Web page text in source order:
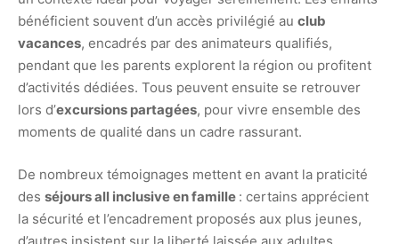
bénéficient souvent d’un accès privilégié au club
vacances, encadrés par des animateurs qualifiés,
pendant que les parents explorent la région ou profitent
d’activités dédiées. Tous peuvent ensuite se retrouver
lors d’excursions partagées, pour vivre ensemble des
moments de qualité dans un cadre rassurant.
De nombreux témoignages mettent en avant la praticité
des séjours all inclusive en famille : certains apprécient
la sécurité et l’encadrement proposés aux plus jeunes,